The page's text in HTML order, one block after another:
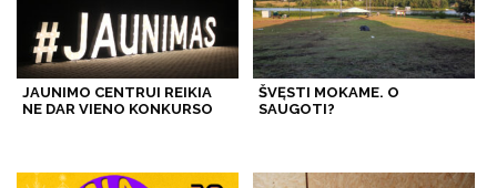
JAUNIMO CENTRUI REIKIA
NE DAR VIENO KONKURSO
ŠVĘSTI MOKAME. O
SAUGOTI?